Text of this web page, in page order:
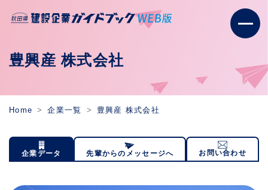
豊興産 株式会社
Home 企業一覧 豊興産 株式会社
企業データ 先輩からのメッセージへ お問い合わせ